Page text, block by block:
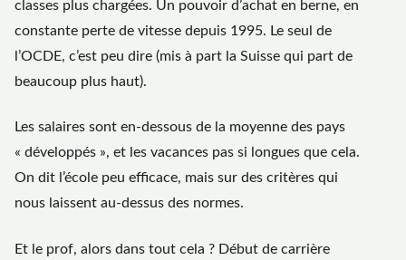
classes plus chargées. Un pouvoir d’achat en berne, en
constante perte de vitesse depuis 1995. Le seul de
l’OCDE, c’est peu dire (mis à part la Suisse qui part de
beaucoup plus haut).
Les salaires sont en-dessous de la moyenne des pays
« développés », et les vacances pas si longues que cela.
On dit l’école peu efficace, mais sur des critères qui
nous laissent au-dessus des normes.
Et le prof, alors dans tout cela ? Début de carrière